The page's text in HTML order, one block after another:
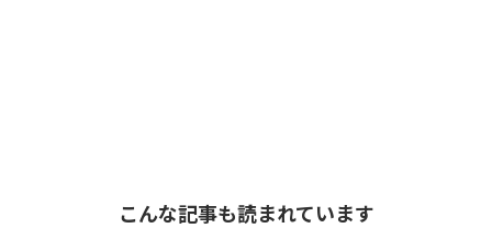
こんな記事も読まれています